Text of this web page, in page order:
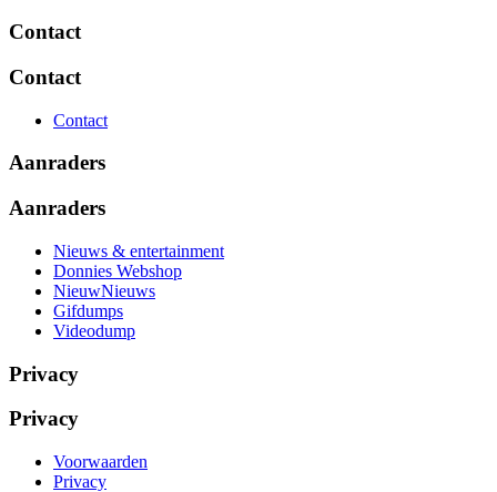
Contact
Contact
Contact
Aanraders
Aanraders
Nieuws & entertainment
Donnies Webshop
NieuwNieuws
Gifdumps
Videodump
Privacy
Privacy
Voorwaarden
Privacy